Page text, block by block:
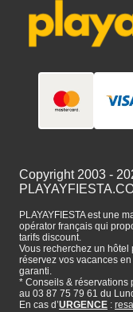
Copyright 2003 -
PLAYAYFIESTA est une
opérator français qui
tarifs discount.
Vous recherchez un
réservez vos vacances
garanti.
* Conseils & réservations
au 03 87 75 79 61 du
En cas d’URGENCE :